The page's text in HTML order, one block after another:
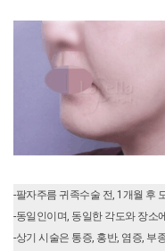
-팔자주름 귀족수술 전, 1개월 후
-동일인이며, 동일한 각도와 장소
-상기 시술은 통증, 홍반, 염증, 부